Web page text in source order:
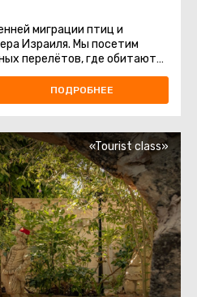
миграции птиц и
Израиля. Мы посетим
перелётов, где обитают
пеликаны, цапли, журавли ...
ПОДРОБНЕЕ
«Tourist class»